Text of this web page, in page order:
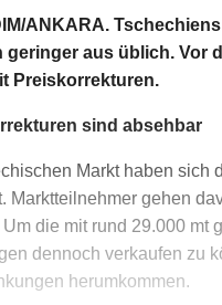
ANKARA.
geringer aus üblich. Vor
Preiskorrekturen.
sind absehbar
Markt haben
Marktteilnehmer gehen
die mit rund 29.000 mt
dennoch verkaufen zu
herumkommen.